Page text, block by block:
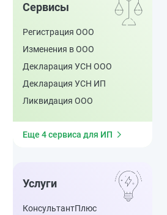
Сервисы
Регистрация ООО
Изменения в ООО
Декларация УСН ООО
Декларация УСН ИП
Ликвидация ООО
Еще 4 сервиса для ИП
Услуги
КонсультантПлюс